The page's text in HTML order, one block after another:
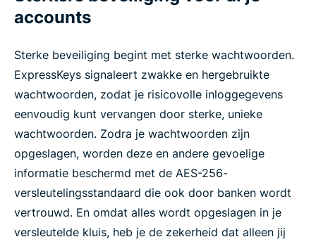
accounts
Sterke beveiliging begint met sterke wachtwoorden.
ExpressKeys signaleert zwakke en hergebruikte
wachtwoorden, zodat je risicovolle inloggegevens
eenvoudig kunt vervangen door sterke, unieke
wachtwoorden. Zodra je wachtwoorden zijn
opgeslagen, worden deze en andere gevoelige
informatie beschermd met de AES-256-
versleutelingsstandaard die ook door banken wordt
vertrouwd. En omdat alles wordt opgeslagen in je
versleutelde kluis, heb je de zekerheid dat alleen jij